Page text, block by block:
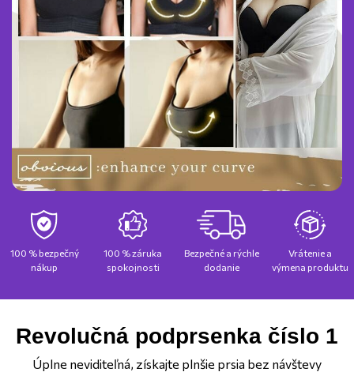
100 % bezpečný
nákup
100 % záruka
spokojnosti
Bezpečné a rýchle
dodanie
Vrátenie a
výmena produktu
Revolučná podprsenka číslo 1
Úplne neviditeľná, získajte plnšie prsia bez návštevy